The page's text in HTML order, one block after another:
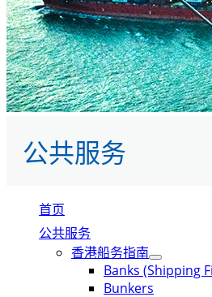
公共服务
首页
公共服务
香港船务指南
Banks (Shipping
Bunkers